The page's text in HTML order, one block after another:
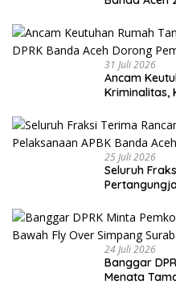
31 Juli 2026
Ancam
Kriminalitas,
25 Juli 2026
Seluruh
24 Juli 2026
Banggar
Menata